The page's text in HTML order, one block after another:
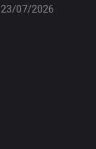
23/07/2026